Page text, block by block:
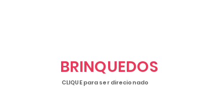
BRINQUEDOS
CLIQUE para ser direcionado